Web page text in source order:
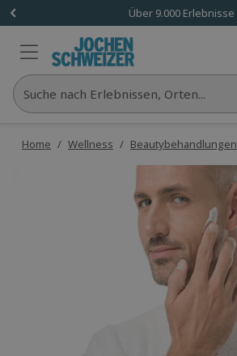
Über 9.000 Erlebnisse
Suche nach Erlebnissen, Orten...
Home / Wellness / Beautybehandlungen